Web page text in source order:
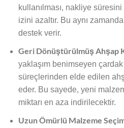
kullanılması, nakliye
izini azaltır. Bu aynı
destek verir.
Geri Dönüştürülmüş Ahşap
yaklaşım benimseyen
süreçlerinden elde edilen
eder. Bu sayede, yeni
miktarı en aza indirilecektir.
Uzun Ömürlü Malzeme